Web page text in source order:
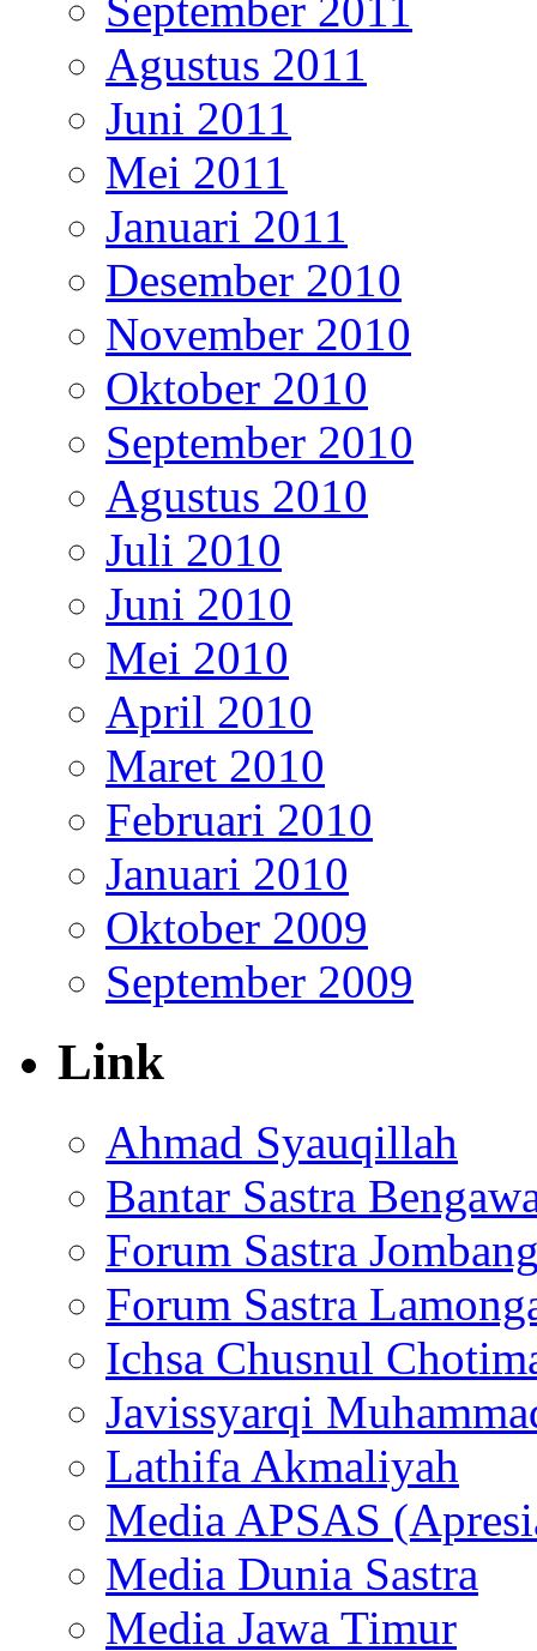
Agustus 2011
Juni 2011
Mei 2011
Januari 2011
Desember 2010
November 2010
Oktober 2010
September 2010
Agustus 2010
Juli 2010
Juni 2010
Mei 2010
April 2010
Maret 2010
Februari 2010
Januari 2010
Oktober 2009
September 2009
Link
Ahmad Syauqillah
Bantar Sastra
Forum Sastra
Forum Sastra
Ichsa Chusnul
Javissyarqi
Lathifa Akmaliyah
Media APSAS
Media Dunia Sastra
Media Jawa Timur